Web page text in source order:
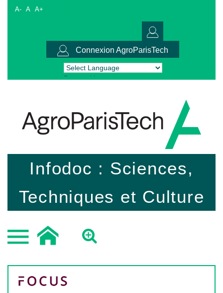
A- A A+
Connexion AgroParisTech
Powered by Translate
Infodoc : Sciences,
Techniques et Culture